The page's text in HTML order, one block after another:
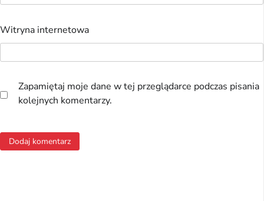
Witryna internetowa
Zapamiętaj moje dane w tej przeglądarce podczas pisania
kolejnych komentarzy.